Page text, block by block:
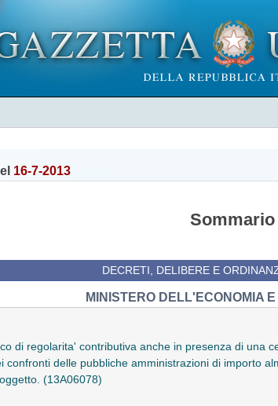
16-7-2013
Sommario
DECRETI, DELIBERE E
MINISTERO DELL'ECONOMIA
di regolarita' contributiva anche in presenza di una
confronti delle pubbliche amministrazioni di importo
(13A06078)